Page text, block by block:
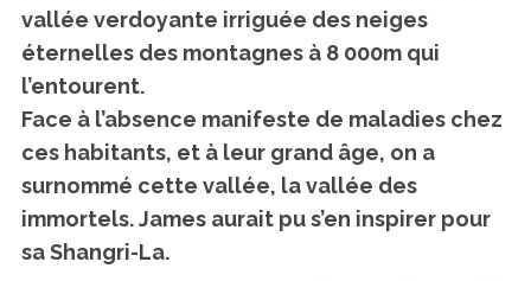
vallée verdoyante irriguée des neiges
éternelles des montagnes à 8 000m qui
l’entourent.
Face à l’absence manifeste de maladies chez
ces habitants, et à leur grand âge, on a
surnommé cette vallée, la vallée des
immortels. James aurait pu s’en inspirer pour
sa Shangri-La.